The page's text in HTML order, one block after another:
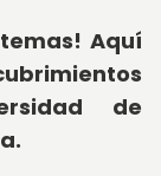
Aquí
de